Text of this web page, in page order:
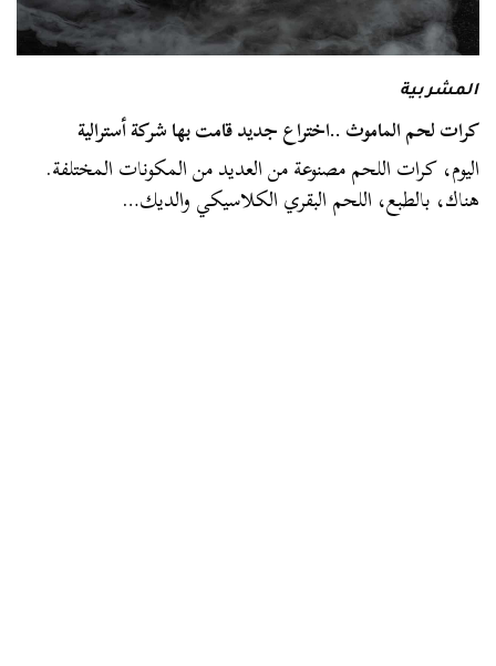
المشربية
كرات لحم الماموث ..اختراع جديد قامت بها شركة أسترالية
اليوم، كرات اللحم مصنوعة من العديد من المكونات المختلفة.
هناك، بالطبع، اللحم البقري الكلاسيكي والديك…